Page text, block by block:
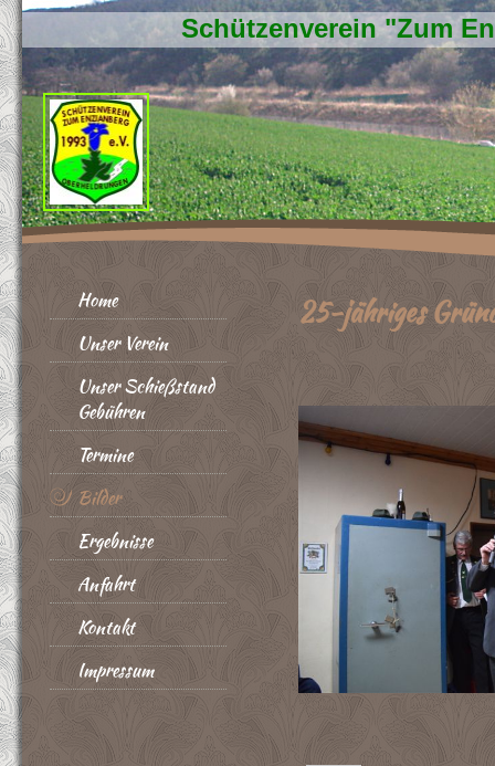
Schützenverein "Zum
Home
Unser Verein
Unser Schießstand
Gebühren
Termine
Bilder
Ergebnisse
Anfahrt
Kontakt
Impressum
25-jähriges